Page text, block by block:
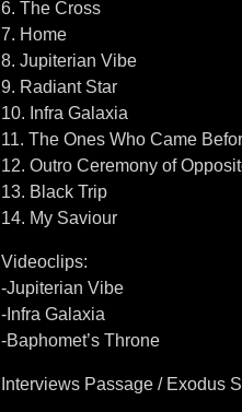
6. The Cross
7. Home
8. Jupiterian Vibe
9. Radiant Star
10. Infra Galaxia
11. The Ones Who Came
12. Outro Ceremony of
13. Black Trip
14. My Saviour
Videoclips:
-Jupiterian Vibe
-Infra Galaxia
-Baphomet’s Throne
Interviews Passage / Exodus